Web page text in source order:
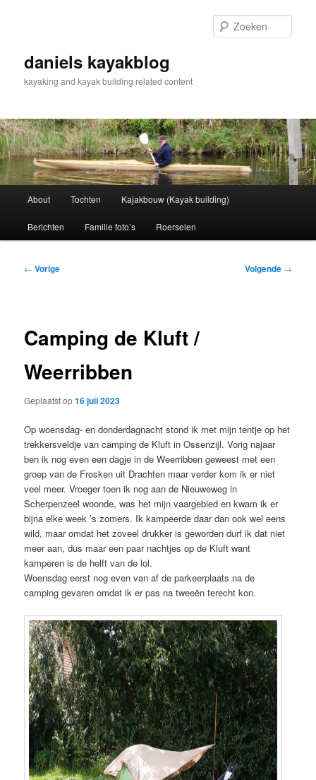
inhouddaniels kayakblog
kayaking and kayak building related content
About Tochten Kajakbouw (Kayak building)
Berichten Familie foto’s Roerselen
Bericht
← Vorige Volgende →
Camping de Kluft /
Weerribben
Geplaatst op16 juli 2023
Op woensdag- en donderdagnacht stond ik met mijn tentje op het
trekkersveldje van camping de Kluft in Ossenzijl. Vorig najaar
ben ik nog even een dagje in de Weerribben geweest met een
groep van de Frosken uit Drachten maar verder kom ik er niet
veel meer. Vroeger toen ik nog aan de Nieuweweg in
Scherpenzeel woonde, was het mijn vaargebied en kwam ik er
bijna elke week ’s zomers. Ik kampeerde daar dan ook wel eens
wild, maar omdat het zoveel drukker is geworden durf ik dat niet
meer aan, dus maar een paar nachtjes op de Kluft want
kamperen is de helft van de lol.
Woensdag eerst nog even van af de parkeerplaats na de
camping gevaren omdat ik er pas na tweeën terecht kon.